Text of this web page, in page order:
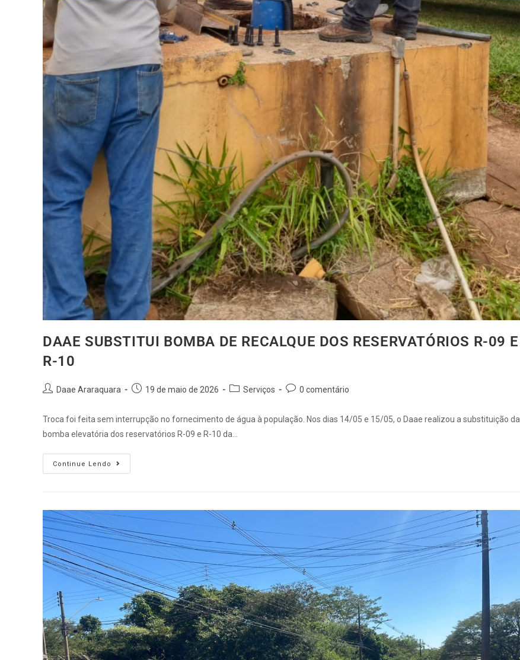
DAAE SUBSTITUI BOMBA DE RECALQUE DOS RESERVATÓRIOS R-09 E
R-10
Daae Araraquara 19 de maio de 2026 Serviços 0 comentário
Troca foi feita sem interrupção no fornecimento de água à população. Nos dias 14/05 e 15/05, o Daae realizou a substituição da
bomba elevatória dos reservatórios R-09 e R-10 da…
Continue Lendo